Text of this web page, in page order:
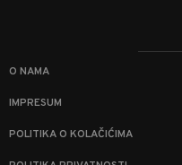
O NAMA
IMPRESUM
POLITIKA O KOLAČIĆIMA